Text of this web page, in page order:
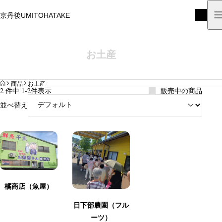
京丹後UMITOHATAKE
京丹後UMITOHATAKE
お土産
HOME
商品 お土産
並べ替え
2 件中 1-2件表示 販売中の商品
橘商店（魚屋）
日下部農園（フル
ーツ）